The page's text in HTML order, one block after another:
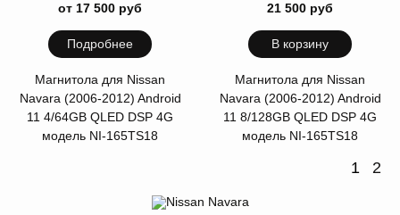
от 17 500 руб
Подробнее
Магнитола для Nissan
Navara (2006-2012) Android
11 4/64GB QLED DSP 4G
модель NI-165TS18
21 500 руб
В корзину
Магнитола для Nissan
Navara (2006-2012) Android
11 8/128GB QLED DSP 4G
модель NI-165TS18
1 2